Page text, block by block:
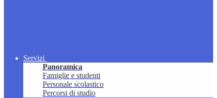
Servizi
Panoramica
Famiglie e studenti
Personale scolastico
Percorsi di studio